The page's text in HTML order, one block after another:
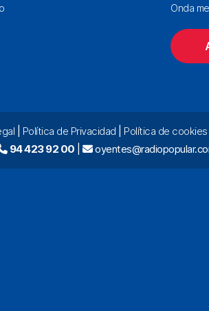
Onda
Política de Privacidad Política de cookies
94 423 92 00 |